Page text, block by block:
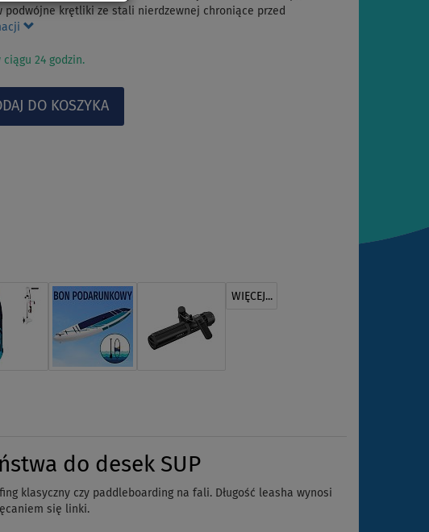
podwójne krętliki ze stali nierdzewnej chroniące przed
ciągu 24 godzin.
WIĘCEJ...
do desek SUP
klasyczny czy paddleboarding na fali. Długość leasha wynosi
się linki.